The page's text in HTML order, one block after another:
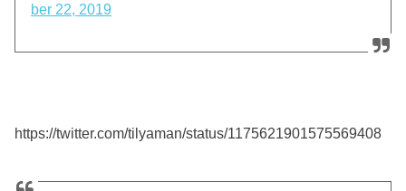
ber 22, 2019
https://twitter.com/tilyaman/status/1175621901575569408